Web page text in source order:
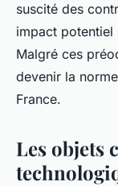
suscité des
impact potentiel
Malgré ces
devenir la
France.
Les objets